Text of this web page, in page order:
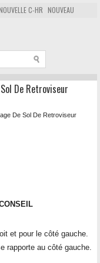
C-HR NOUVEAU
De Retroviseur
De Sol De Retroviseur
et pour le côté gauche.
rapporte au côté gauche.